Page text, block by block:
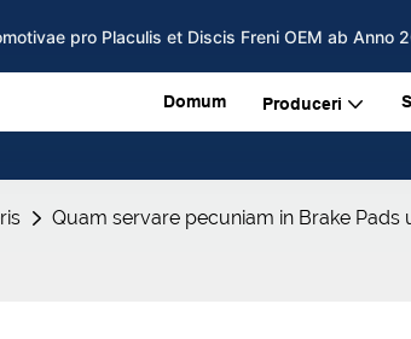
pro Placulis et Discis Freni OEM ab Anno
Domum Produceri
Quam servare pecuniam in Brake Pads